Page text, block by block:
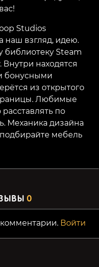
Studios
наш взгляд, идею.
библиотеку Steam
Внутри находятся
бонусными
из открытого
Любимые
по
Механика дизайна
мебель
0
комментарии. Войти